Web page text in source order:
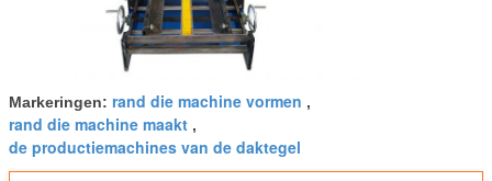
Markeringen: rand die machine vormen ,
rand die machine maakt ,
de productiemachines van de daktegel